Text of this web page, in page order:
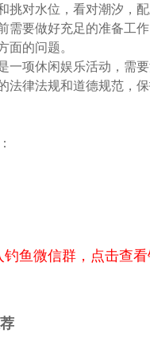
挑对水位，看对潮汐，
需要做好充足的准备工
面的问题。
一项休闲娱乐活动，需
法律法规和道德规范，
钓鱼微信群，点击查